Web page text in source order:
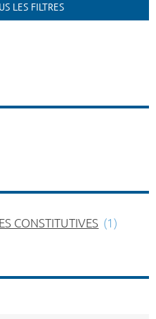
LES FILTRES
CONSTITUTIVES (1)